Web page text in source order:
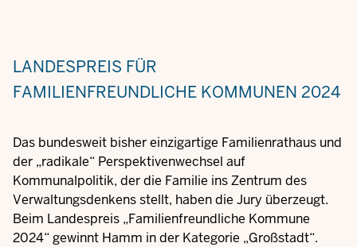
LANDESPREIS FÜR
FAMILIENFREUNDLICHE KOMMUNEN 2024
Das bundesweit bisher einzigartige Familienrathaus und
der „radikale“ Perspektivenwechsel auf
Kommunalpolitik, der die Familie ins Zentrum des
Verwaltungsdenkens stellt, haben die Jury überzeugt.
Beim Landespreis „Familienfreundliche Kommune
2024“ gewinnt Hamm in der Kategorie „Großstadt“.